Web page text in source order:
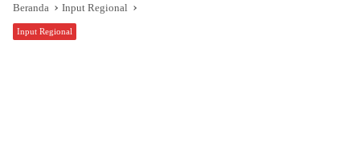
Beranda Input Regional
Input Regional